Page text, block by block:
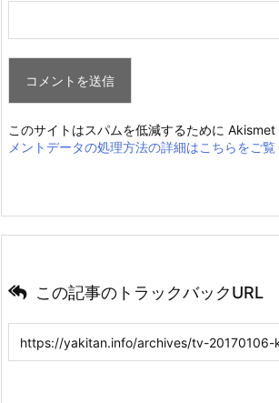
このサイトはスパムを低減するために Akismet
メントデータの処理方法の詳細はこちらをご
この記事のトラックバックURL